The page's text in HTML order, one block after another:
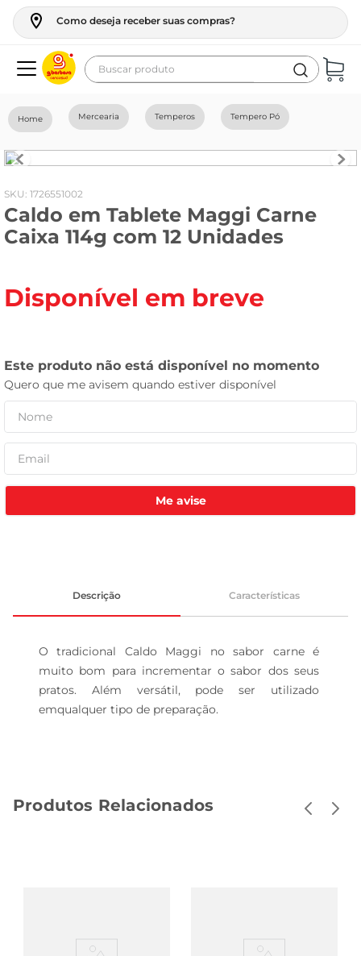
Como deseja receber suas compras?
Buscar produto
Mercearia Temperos Tempero Pó
: 1726551002
Caldo em Tablete Maggi Carne
Caixa 114g com 12 Unidades
Disponível em breve
Me avise
Descrição Características
O tradicional Caldo Maggi no sabor carne é
muito bom para incrementar o sabor dos seus
pratos. Além versátil, pode ser utilizado
emqualquer tipo de preparação.
Produtos Relacionados
geladeira
fogao
café
cerveja
vinho
leite pó